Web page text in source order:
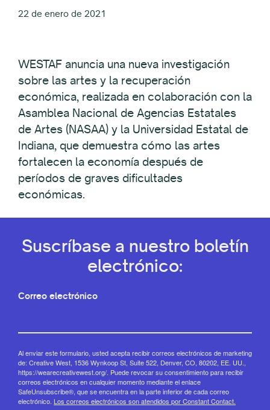
22 de enero de 2021
WESTAF anuncia una nueva investigación
sobre las artes y la recuperación
económica, realizada en colaboración con la
Asamblea Nacional de Agencias Estatales
de Artes (NASAA) y la Universidad Estatal de
Indiana, que demuestra cómo las artes
fortalecen la economía después de
períodos de graves dificultades
económicas.
Suscríbase a nuestro boletín
electrónico:
Correo electrónico
Al enviar este formulario, usted acepta recibir correos electrónicos de marketing
de: Creative West, 1536 Wynkoop St, Suite 522, Denver, CO, 80202, EE. UU.,
https://wearecreativewest.org/. Puede revocar su consentimiento para recibir
correos electrónicos en cualquier momento mediante el enlace
SafeUnsubscribe®, que se encuentra en la parte inferior de cada correo
electrónico. Los correos electrónicos son atendidos por Constant Contact.